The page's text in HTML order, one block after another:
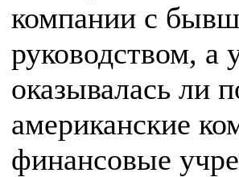
компании с
руководством, а
оказывалась ли
американские
финансовые